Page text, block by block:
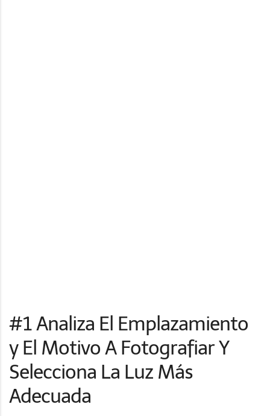
#1 Analiza El Emplazamiento
y El Motivo A Fotografiar Y
Selecciona La Luz Más
Adecuada